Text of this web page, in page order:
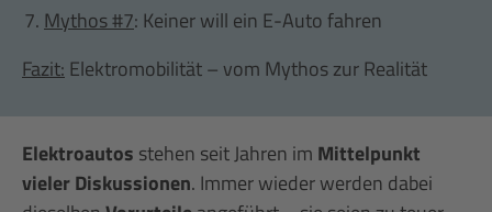
Mythos #7: Keiner will ein E-Auto fahren
Fazit: Elektromobilität – vom Mythos zur Realität
Elektroautos stehen seit Jahren im Mittelpunkt
vieler Diskussionen. Immer wieder werden dabei